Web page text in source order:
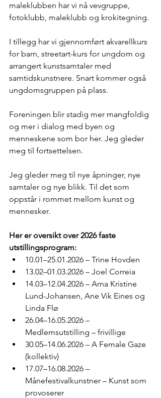
maleklubben har vi nå vevgruppe,
fotoklubb, maleklubb og krokitegning.
I tillegg har vi gjennomført akvarellkurs
for barn, streetart-kurs for ungdom og
arrangert kunstsamtaler med
samtidskunstnere. Snart kommer også
ungdomsgruppen på plass.
Foreningen blir stadig mer mangfoldig
og mer i dialog med byen og
menneskene som bor her. Jeg gleder
meg til fortsettelsen.
Jeg gleder meg til nye åpninger, nye
samtaler og nye blikk. Til det som
oppstår i rommet mellom kunst og
mennesker.
Her er oversikt over 2026 faste
utstillingsprogram:
10.01–25.01.2026 – Trine Hovden
13.02–01.03.2026 – Joel Correia
14.03–12.04.2026 – Arna Kristine
Lund-Johansen, Ane Vik Eines og
Linda Flø
26.04–16.05.2026 –
Medlemsutstilling – frivillige
30.05–14.06.2026 – A Female Gaze
(kollektiv)
17.07–16.08.2026 –
Månefestivalkunstner – Kunst som
provoserer